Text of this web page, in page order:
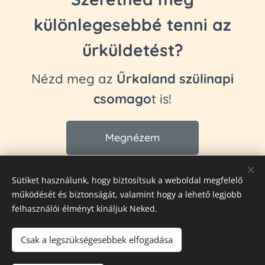
alap eszközre is szükség lehet
(például dobókocka, ceruza, figurák). A
termékleírásban minden esetben
feltüntetjük, ha plusz előkészületre van
különlegesebbé tenni az
űrküldetést?
Nézd meg az Űrkaland szülinapi
csomagot is!
Megnézem
© 2024 Fittipaldienese
Sütiket használunk, hogy biztosítsuk a weboldal megfelelő
működését és biztonságát, valamint hogy a lehető legjobb
felhasználói élményt kínáljuk Neked.
Csak a legszükségesebbek elfogadása